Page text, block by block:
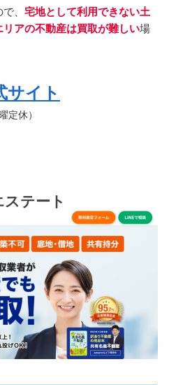
、 宅地として利用できない土
アの不動産は買取が難しい場
サイト
定休）
テート